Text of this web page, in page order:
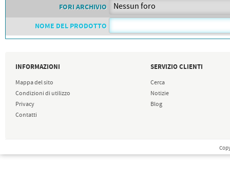
FORI ARCHIVIO
NOME DEL PRODOTTO
INFORMAZIONI
Mappa del sito
Condizioni di utilizzo
Privacy
Contatti
SERVIZIO CLIENTI
Cerca
Notizie
Blog